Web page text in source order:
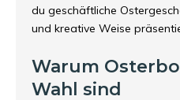
du geschäftliche
und kreative Weise
Warum
Wahl sind